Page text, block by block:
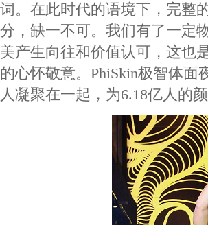
词。在此时代的语境下，完整
分，缺一不可。我们有了一定
美产生向往和价值认可，这也
的心怀敬意。PhiSkin极智体
人凝聚在一起，为6.18亿人的